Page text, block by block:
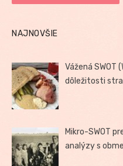
NAJNOVŠIE
Vážená SWOT
dôležitosti
Mikro-SWOT
analýzy s